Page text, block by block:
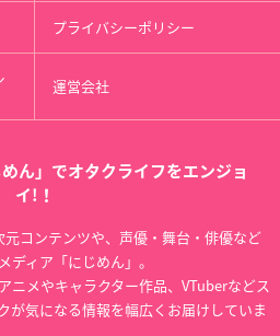
プライバシーポリシー
運営会社
ん」でオタクライフをエンジョ
イ!！
コンテンツや、声優・舞台・俳優など
ディア「にじめん」。
ニメやキャラクター作品、VTuberなどス
が気になる情報を幅広くお届けしていま